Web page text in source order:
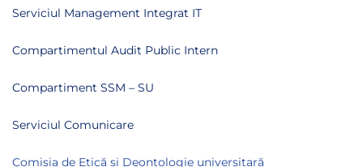
Serviciul Management Integrat IT
Compartimentul Audit Public Intern
Compartiment SSM – SU
Serviciul Comunicare
Comisia de Etică și Deontologie universitară